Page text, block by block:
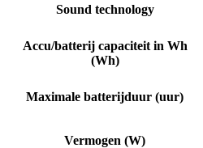
Sound technology
Accu/batterij capaciteit in Wh
(Wh)
Maximale batterijduur (uur)
Vermogen (W)